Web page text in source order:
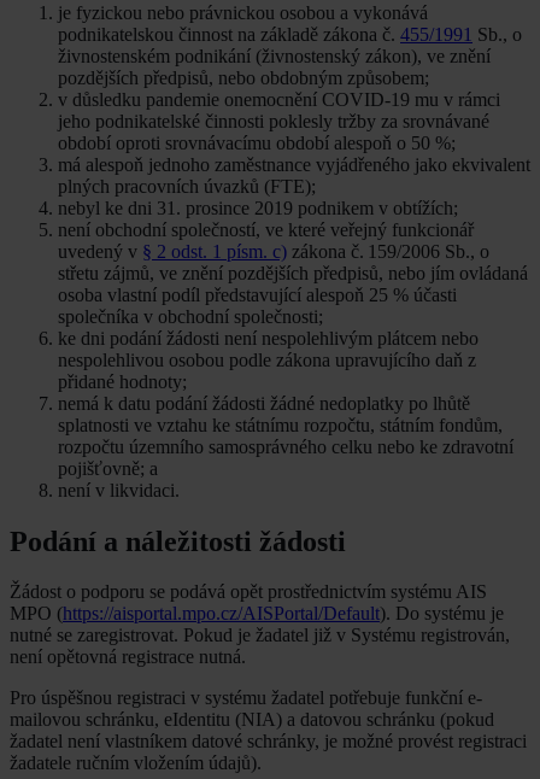
je fyzickou nebo právnickou osobou a vykonává
podnikatelskou činnost na základě zákona č. 455/1991 Sb., o
živnostenském podnikání (živnostenský zákon), ve znění
pozdějších předpisů, nebo obdobným způsobem;
v důsledku pandemie onemocnění COVID-19 mu v rámci
jeho podnikatelské činnosti poklesly tržby za srovnávané
období oproti srovnávacímu období alespoň o 50 %;
má alespoň jednoho zaměstnance vyjádřeného jako ekvivalent
plných pracovních úvazků (FTE);
nebyl ke dni 31. prosince 2019 podnikem v obtížích;
není obchodní společností, ve které veřejný funkcionář
uvedený v § 2 odst. 1 písm. c) zákona č. 159/2006 Sb., o
střetu zájmů, ve znění pozdějších předpisů, nebo jím ovládaná
osoba vlastní podíl představující alespoň 25 % účasti
společníka v obchodní společnosti;
ke dni podání žádosti není nespolehlivým plátcem nebo
nespolehlivou osobou podle zákona upravujícího daň z
přidané hodnoty;
nemá k datu podání žádosti žádné nedoplatky po lhůtě
splatnosti ve vztahu ke státnímu rozpočtu, státním fondům,
rozpočtu územního samosprávného celku nebo ke zdravotní
pojišťovně; a
není v likvidaci.
Podání a náležitosti žádosti
Žádost o podporu se podává opět prostřednictvím systému AIS
MPO (https://aisportal.mpo.cz/AISPortal/Default). Do systému je
nutné se zaregistrovat. Pokud je žadatel již v Systému registrován,
není opětovná registrace nutná.
Pro úspěšnou registraci v systému žadatel potřebuje funkční e-
mailovou schránku, eIdentitu (NIA) a datovou schránku (pokud
žadatel není vlastníkem datové schránky, je možné provést registraci
žadatele ručním vložením údajů).